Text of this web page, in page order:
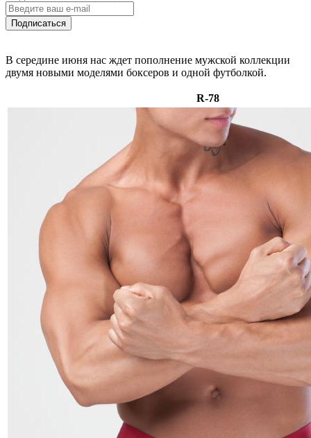
Подписаться
В середине июня нас ждет пополнение мужской коллекции
двумя новыми моделями боксеров и одной футболкой.
R-78